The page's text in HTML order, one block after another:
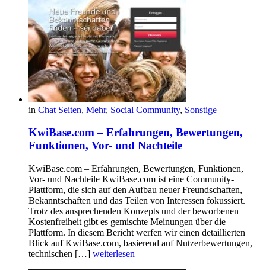
in Chat Seiten, Mehr, Social Community, Sonstige
KwiBase.com – Erfahrungen, Bewertungen,
Funktionen, Vor- und Nachteile
KwiBase.com – Erfahrungen, Bewertungen, Funktionen,
Vor- und Nachteile KwiBase.com ist eine Community-
Plattform, die sich auf den Aufbau neuer Freundschaften,
Bekanntschaften und das Teilen von Interessen fokussiert.
Trotz des ansprechenden Konzepts und der beworbenen
Kostenfreiheit gibt es gemischte Meinungen über die
Plattform. In diesem Bericht werfen wir einen detaillierten
Blick auf KwiBase.com, basierend auf Nutzerbewertungen,
technischen […] weiterlesen